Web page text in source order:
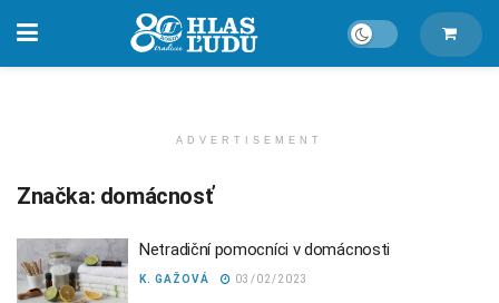
ADVERTISEMENT
Značka: domácnosť
Netradiční pomocníci v domácnosti
K. GAŽOVÁ 03/02/2023